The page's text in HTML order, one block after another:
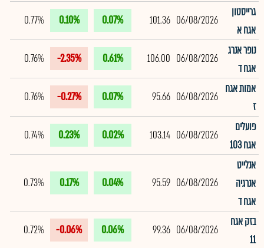
גרייסטון
אגח א
06/08/2026
101.36
0.07%
0.10%
0.77%
נופר אנרג
אגח ד
06/08/2026
106.00
0.61%
-2.35%
0.76%
אמות אגח
ז
06/08/2026
95.66
0.07%
-0.27%
0.76%
פועלים
אגח 103
06/08/2026
103.14
0.02%
0.23%
0.74%
אנלייט
אנרגיה
אגח ד
06/08/2026
95.59
0.04%
0.17%
0.73%
בזק אגח
11
06/08/2026
99.36
0.06%
-0.06%
0.72%